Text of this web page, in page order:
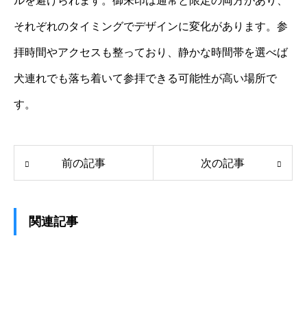
それぞれのタイミングでデザインに変化があります。参
拝時間やアクセスも整っており、静かな時間帯を選べば
犬連れでも落ち着いて参拝できる可能性が高い場所で
す。
前の記事 次の記事
関連記事